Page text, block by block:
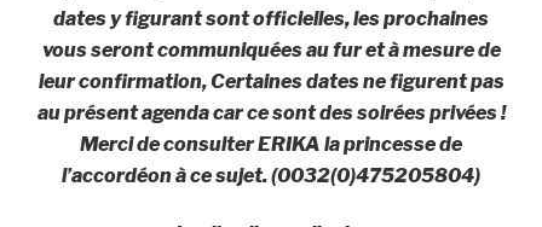
dates y figurant sont officielles, les prochaines
vous seront communiquées au fur et à mesure de
leur confirmation, Certaines dates ne figurent pas
au présent agenda car ce sont des soirées privées !
Merci de consulter ERIKA la princesse de
l’accordéon à ce sujet. (0032(0)475205804)